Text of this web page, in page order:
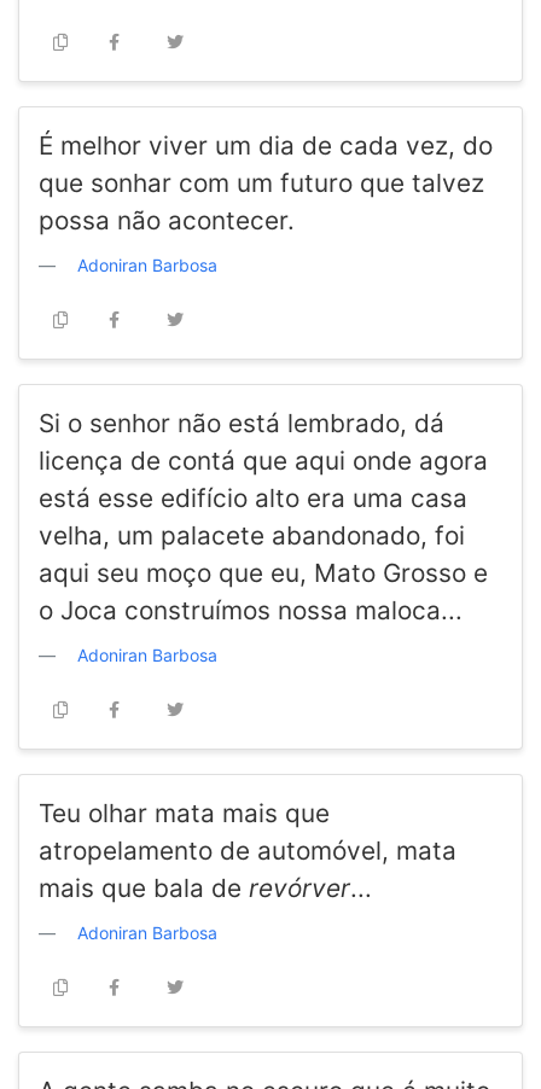
É melhor viver um dia de cada vez, do
que sonhar com um futuro que talvez
possa não acontecer.
Adoniran Barbosa
Si o senhor não está lembrado, dá
licença de contá que aqui onde agora
está esse edifício alto era uma casa
velha, um palacete abandonado, foi
aqui seu moço que eu, Mato Grosso e
o Joca construímos nossa maloca...
Adoniran Barbosa
Teu olhar mata mais que
atropelamento de automóvel, mata
mais que bala de revórver...
Adoniran Barbosa